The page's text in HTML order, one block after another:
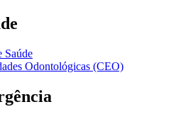
Saúde
Odontológicas (CEO)